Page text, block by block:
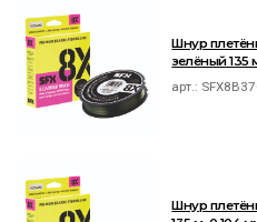
Шнур
зелёный 135
арт.:
Шнур